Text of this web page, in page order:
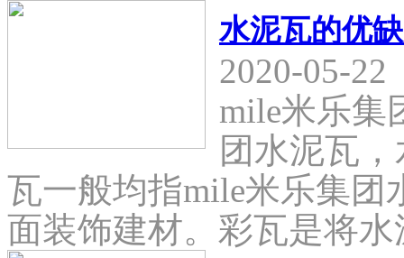
水泥瓦的优
2020-05-22
mile米乐集
团水泥瓦
瓦一般均指mile米乐集团
面装饰建材。彩瓦是将